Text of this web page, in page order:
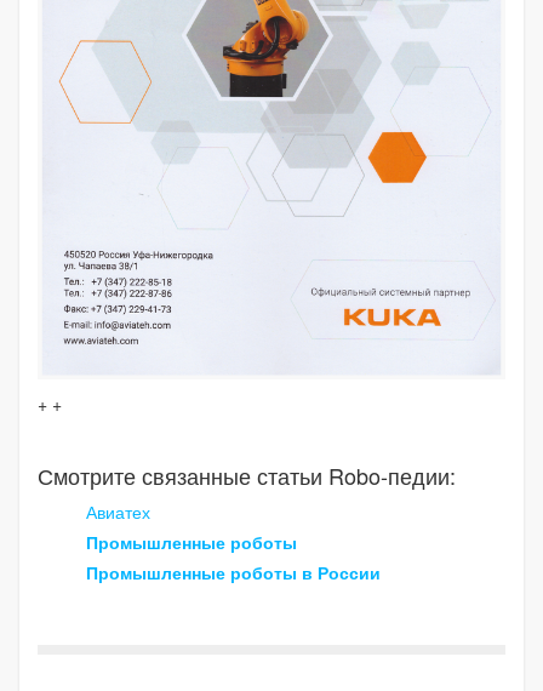
+ +
Смотрите связанные статьи Robo-педии:
Авиатех
Промышленные роботы
Промышленные роботы в России